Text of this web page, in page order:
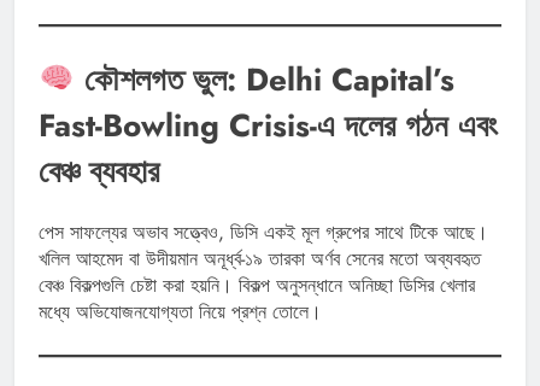
কৌশলগত ভুল: Delhi Capital’s
Fast-Bowling Crisis-এ দলের গঠন এবং
বেঞ্চ ব্যবহার
পেস সাফল্যের অভাব সত্ত্বেও, ডিসি একই মূল গ্রুপের সাথে টিকে আছে।
খলিল আহমেদ বা উদীয়মান অনূর্ধ্ব-১৯ তারকা অর্ণব সেনের মতো অব্যবহৃত
বেঞ্চ বিকল্পগুলি চেষ্টা করা হয়নি। বিকল্প অনুসন্ধানে অনিচ্ছা ডিসির খেলার
মধ্যে অভিযোজনযোগ্যতা নিয়ে প্রশ্ন তোলে।